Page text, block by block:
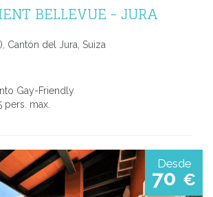
BELLEVUE - JURA
Cantón del Jura, Suiza
Gay-Friendly
pers. max.
Desde
70 €